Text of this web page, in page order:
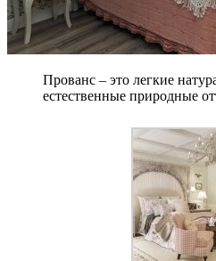
Прованс – это легкие
естественные природные